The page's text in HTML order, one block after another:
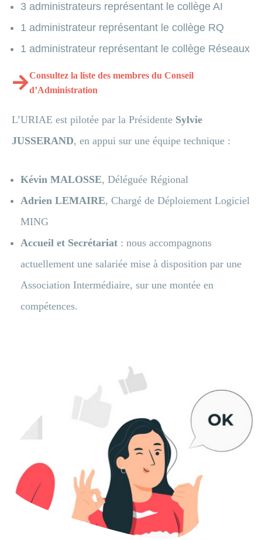
3 administrateurs représentant le collège AI
1 administrateur représentant le collège RQ
1 administrateur représentant le collège Réseaux
Consultez la liste des membres du Conseil
d’Administration
L’URIAE est pilotée par la Présidente Sylvie
JUSSERAND, en appui sur une équipe technique :
Kévin MALOSSE, Déléguée Régional
Adrien LEMAIRE, Chargé de Déploiement Logiciel
MING
Accueil et Secrétariat : nous accompagnons
actuellement une salariée mise à disposition par une
Association Intermédiaire, sur une montée en
compétences.